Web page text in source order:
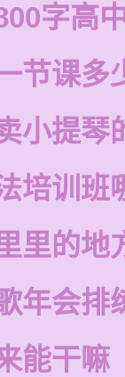
字高
节课多
小提琴
培训班
里的地
年会排
能干嘛